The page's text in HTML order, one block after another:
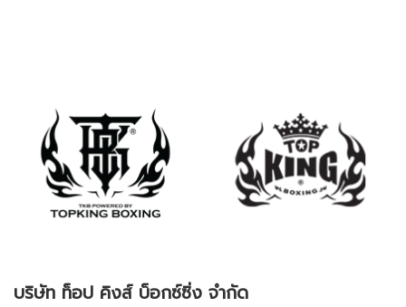
บริษัท ท็อป คิงส์ บ็อกซ์ซิ่ง จำกัด